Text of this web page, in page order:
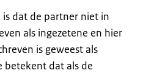
dat de partner niet in
als ingezetene en hier
is geweest als
betekent dat als de